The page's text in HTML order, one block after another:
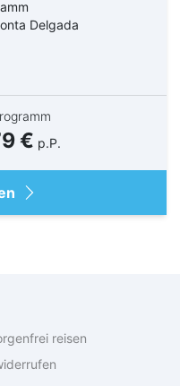
Delgada
€ p.P.
reisen